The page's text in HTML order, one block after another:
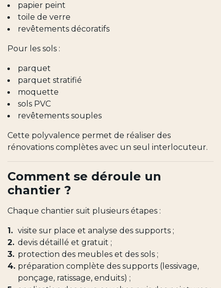
papier peint
toile de verre
revêtements décoratifs
Pour les sols :
parquet
parquet stratifié
moquette
sols PVC
revêtements souples
Cette polyvalence permet de réaliser des
rénovations complètes avec un seul interlocuteur.
Comment se déroule un
chantier ?
Chaque chantier suit plusieurs étapes :
visite sur place et analyse des supports ;
devis détaillé et gratuit ;
protection des meubles et des sols ;
préparation complète des supports (lessivage,
ponçage, ratissage, enduits) ;